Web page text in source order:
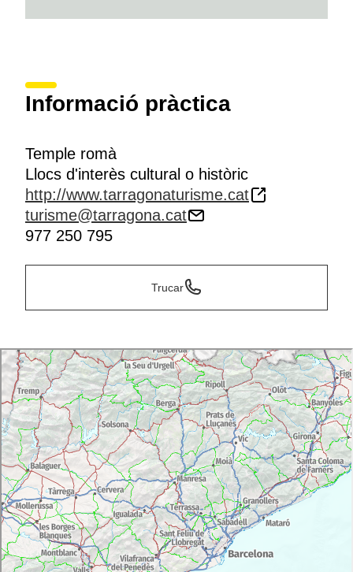
Informació pràctica
Temple romà
Llocs d'interès cultural o històric
http://www.tarragonaturisme.cat
turisme@tarragona.cat
977 250 795
Trucar